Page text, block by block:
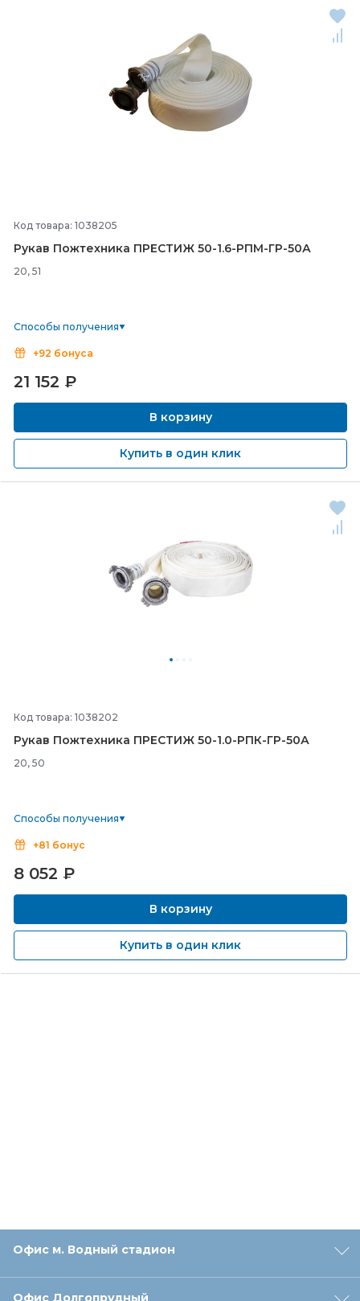
Код товара: 1038205
Рукав Пожтехника ПРЕСТИЖ 50-1.6-РПМ-ГР-50А
20, 51
Способы получения
+92 бонуса
21 152 ₽
В корзину
Купить в один клик
Код товара: 1038202
Рукав Пожтехника ПРЕСТИЖ 50-1.0-РПК-ГР-50А
20, 50
Способы получения
+81 бонус
8 052 ₽
В корзину
Купить в один клик
Офис м. Водный стадион
Офис Долгопрудный